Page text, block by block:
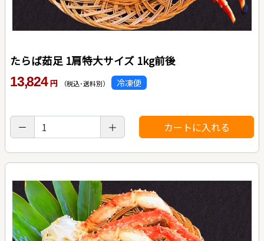
たらば茹足 1肩特大サイズ 1kg前後
13,824 円 （税込･送料別） 冷凍便